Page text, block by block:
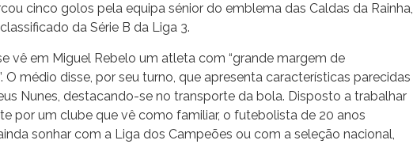
cinco golos pela equipa sénior do emblema das Caldas da Rainha,
da Série B da Liga 3.
vê em Miguel Rebelo um atleta com “grande margem de
O médio disse, por seu turno, que apresenta características parecidas
Nunes, destacando-se no transporte da bola. Disposto a trabalhar
por um clube que vê como familiar, o futebolista de 20 anos
sonhar com a Liga dos Campeões ou com a seleção nacional,